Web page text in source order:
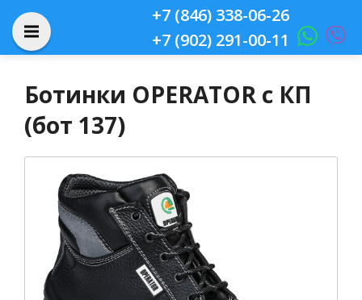
+7 (846) 338-06-26
+7 (902) 291-00-11
Ботинки OPERATOR с КП
(бот 137)